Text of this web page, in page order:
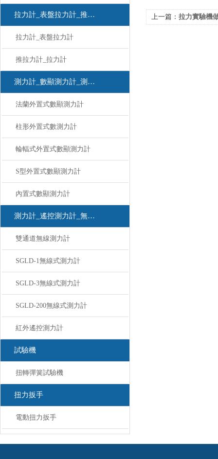
拉力計_表盤拉力計_推拉力計
拉力計_表盤拉力計
推拉力計_拉力計
測力計_數顯測力計_測力計
法蘭外置式數顯測力計
柱形外置式數測力計
輪輻式外置式數顯測力計
S型外置式數顯測力計
內置式數顯測力計
測力計_遙控測力計_無線測力計
雙通道無線測力計
SGLD-1無線式測力計
SGLD-3無線式測力計
SGLD-200無線式測力計
紅外遙控測力計
試驗機
扭轉彈簧試驗機
扭力扳手
電動扭力扳手
上一篇： 拉力實驗機做薄